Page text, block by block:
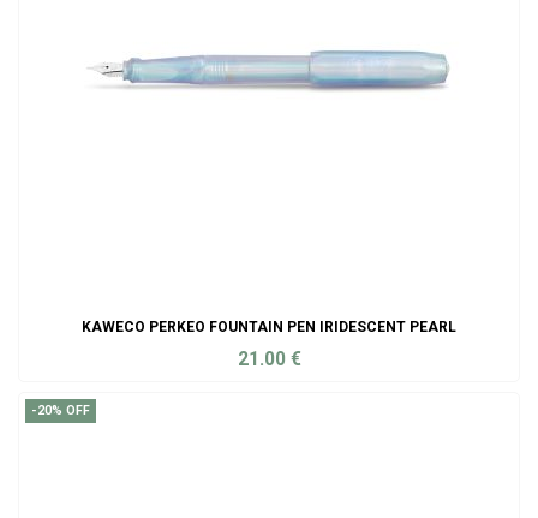
KAWECO PERKEO FOUNTAIN PEN IRIDESCENT PEARL
21.00 €
-20% OFF